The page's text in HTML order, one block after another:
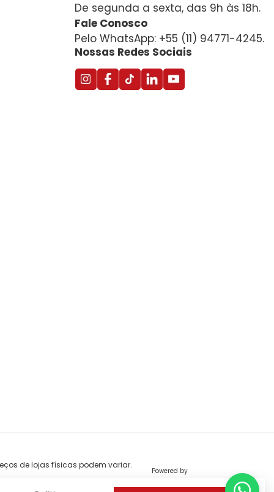
De segunda a sexta, das 9h às 18h.
Fale Conosco
Pelo WhatsApp: +55 (11) 94771-4245.
Nossas Redes Sociais
de lojas físicas podem variar.
Powered by